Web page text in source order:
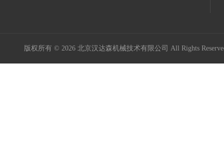
版权所有 © 2026 北京汉达森机械技术有限公司 All Rights